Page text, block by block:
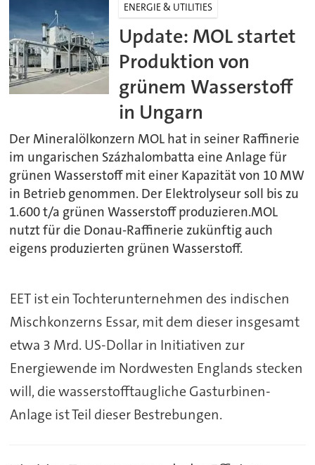
ENERGIE & UTILITIES
Update: MOL startet
Produktion von
grünem Wasserstoff
in Ungarn
Der Mineralölkonzern MOL hat in seiner Raffinerie
im ungarischen Százhalombatta eine Anlage für
grünen Wasserstoff mit einer Kapazität von 10 MW
in Betrieb genommen. Der Elektrolyseur soll bis zu
1.600 t/a grünen Wasserstoff produzieren.MOL
nutzt für die Donau-Raffinerie zukünftig auch
eigens produzierten grünen Wasserstoff.
EET ist ein Tochterunternehmen des indischen
Mischkonzerns Essar, mit dem dieser insgesamt
etwa 3 Mrd. US-Dollar in Initiativen zur
Energiewende im Nordwesten Englands stecken
will, die wasserstofftaugliche Gasturbinen-
Anlage ist Teil dieser Bestrebungen.